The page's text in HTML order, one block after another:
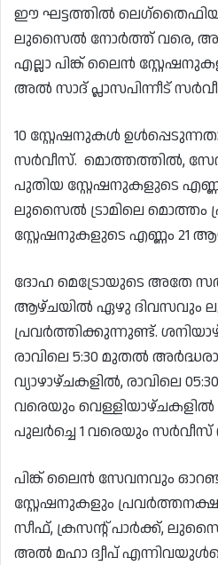
ഈ ഘട്ടത്തിൽ
ലുസൈൽ നോർത്ത് വരെ, അൽ
എല്ലാ പിങ്ക് ലൈൻ
അൽ സാദ് പ്ലാസപിന്നീട്
10 സ്റ്റേഷനുകൾ
സർവീസ്. മൊത്തത്തിൽ,
പുതിയ സ്റ്റേഷനുകളുടെ
ലുസൈൽ ട്രാമിലെ മൊത്തം
സ്റ്റേഷനുകളുടെ എണ്ണം 21
ദോഹ മെട്രോയുടെ അതേ
ആഴ്ചയിൽ ഏഴു ദിവസവും
പ്രവർത്തിക്കുന്നുണ്ട്.
രാവിലെ 5:30 മുതൽ
വ്യാഴാഴ്ചകളിൽ, രാവിലെ
വരെയും
പുലർച്ചെ 1 വരെയും
പിങ്ക് ലൈൻ സേവനവും
സ്റ്റേഷനുകളും
സീഫ്, ക്രസൻ്റ് പാർക്ക്,
അൽ മഹാ ദ്വീപ്